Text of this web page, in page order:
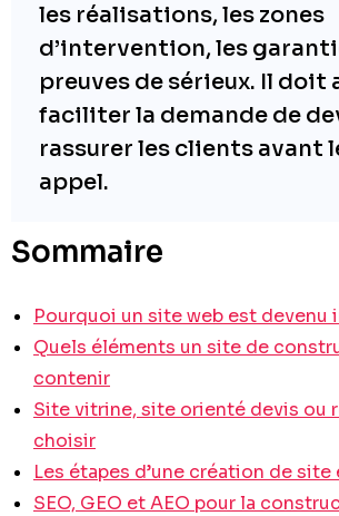
les réalisations, les zones
d’intervention, les
preuves de sérieux. Il doit
faciliter la demande de
rassurer les clients avant
appel.
Sommaire
Pourquoi un site web est devenu
Quels éléments un site de
contenir
Site vitrine, site orienté devis ou
choisir
Les étapes d’une création de
SEO, GEO et AEO pour la